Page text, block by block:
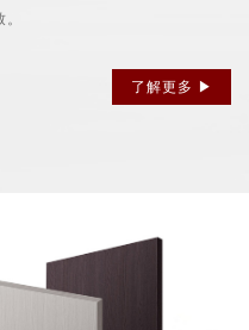
了解更多 ▶